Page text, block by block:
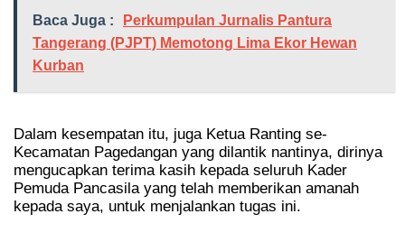
Baca Juga :
Perkumpulan Jurnalis Pantura
Tangerang (PJPT) Memotong Lima Ekor Hewan
Kurban
Dalam kesempatan itu, juga Ketua Ranting se-
Kecamatan Pagedangan yang dilantik nantinya, dirinya
mengucapkan terima kasih kepada seluruh Kader
Pemuda Pancasila yang telah memberikan amanah
kepada saya, untuk menjalankan tugas ini.